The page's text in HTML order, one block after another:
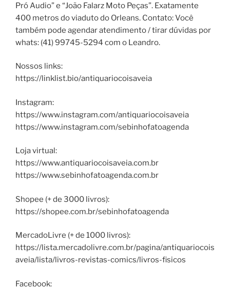
Pró Audio” e “João Falarz Moto Peças”. Exatamente
400 metros do viaduto do Orleans. Contato: Você
também pode agendar atendimento / tirar dúvidas por
whats: (41) 99745-5294 com o Leandro.
Nossos links:
https://linklist.bio/antiquariocoisaveia
Instagram:
https://www.instagram.com/antiquariocoisaveia
https://www.instagram.com/sebinhofatoagenda
Loja virtual:
https://www.antiquariocoisaveia.com.br
https://www.sebinhofatoagenda.com.br
Shopee (+ de 3000 livros):
https://shopee.com.br/sebinhofatoagenda
MercadoLivre (+ de 1000 livros):
https://lista.mercadolivre.com.br/pagina/antiquariocois
aveia/lista/livros-revistas-comics/livros-fisicos
Facebook: